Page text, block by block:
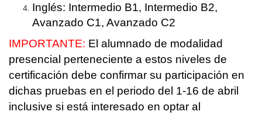
Inglés: Intermedio B1, Intermedio B2,
Avanzado C1, Avanzado C2
IMPORTANTE: El alumnado de modalidad
presencial perteneciente a estos niveles de
certificación debe confirmar su participación en
dichas pruebas en el periodo del 1-16 de abril
inclusive si está interesado en optar al